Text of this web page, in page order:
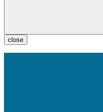
close